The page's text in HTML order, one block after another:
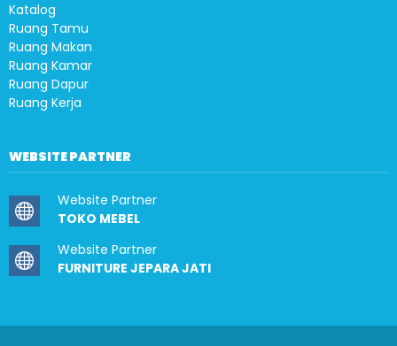
Katalog
Ruang Tamu
Ruang Makan
Ruang Kamar
Ruang Dapur
Ruang Kerja
WEBSITE PARTNER
Website Partner
TOKO MEBEL
Website Partner
FURNITURE JEPARA JATI